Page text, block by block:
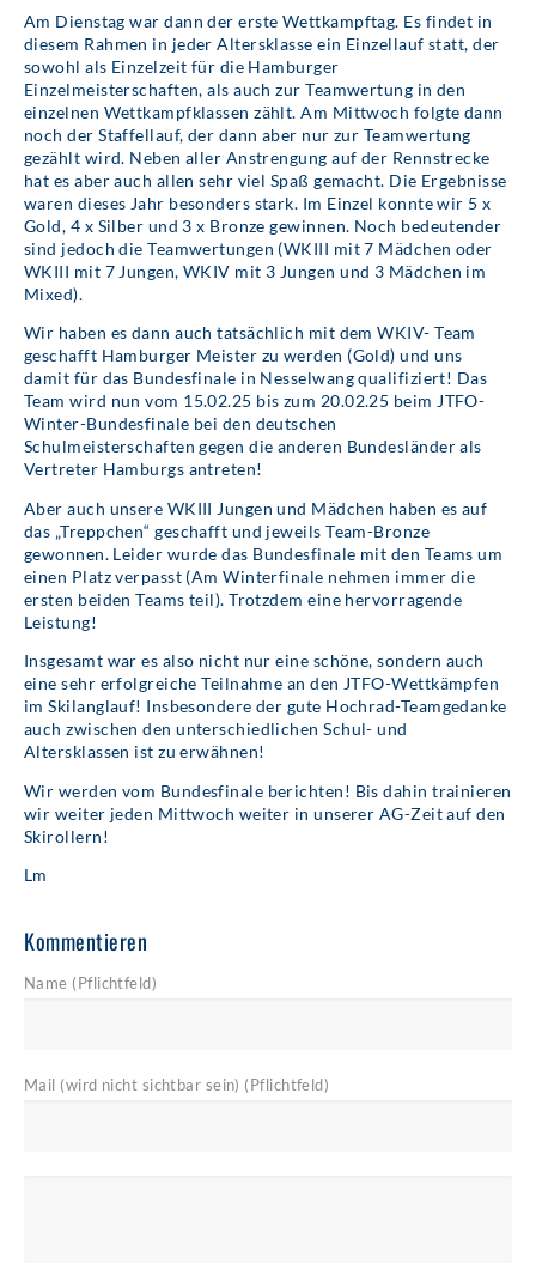
Am Dienstag war dann der erste Wettkampftag. Es findet in
diesem Rahmen in jeder Altersklasse ein Einzellauf statt, der
sowohl als Einzelzeit für die Hamburger
Einzelmeisterschaften, als auch zur Teamwertung in den
einzelnen Wettkampfklassen zählt. Am Mittwoch folgte dann
noch der Staffellauf, der dann aber nur zur Teamwertung
gezählt wird. Neben aller Anstrengung auf der Rennstrecke
hat es aber auch allen sehr viel Spaß gemacht. Die Ergebnisse
waren dieses Jahr besonders stark. Im Einzel konnte wir 5 x
Gold, 4 x Silber und 3 x Bronze gewinnen. Noch bedeutender
sind jedoch die Teamwertungen (WKIII mit 7 Mädchen oder
WKIII mit 7 Jungen, WKIV mit 3 Jungen und 3 Mädchen im
Mixed).
Wir haben es dann auch tatsächlich mit dem WKIV- Team
geschafft Hamburger Meister zu werden (Gold) und uns
damit für das Bundesfinale in Nesselwang qualifiziert! Das
Team wird nun vom 15.02.25 bis zum 20.02.25 beim JTFO-
Winter-Bundesfinale bei den deutschen
Schulmeisterschaften gegen die anderen Bundesländer als
Vertreter Hamburgs antreten!
Aber auch unsere WKIII Jungen und Mädchen haben es auf
das „Treppchen“ geschafft und jeweils Team-Bronze
gewonnen. Leider wurde das Bundesfinale mit den Teams um
einen Platz verpasst (Am Winterfinale nehmen immer die
ersten beiden Teams teil). Trotzdem eine hervorragende
Leistung!
Insgesamt war es also nicht nur eine schöne, sondern auch
eine sehr erfolgreiche Teilnahme an den JTFO-Wettkämpfen
im Skilanglauf! Insbesondere der gute Hochrad-Teamgedanke
auch zwischen den unterschiedlichen Schul- und
Altersklassen ist zu erwähnen!
Wir werden vom Bundesfinale berichten! Bis dahin trainieren
wir weiter jeden Mittwoch weiter in unserer AG-Zeit auf den
Skirollern!
Lm
Kommentieren
Name (Pflichtfeld)
Mail (wird nicht sichtbar sein) (Pflichtfeld)